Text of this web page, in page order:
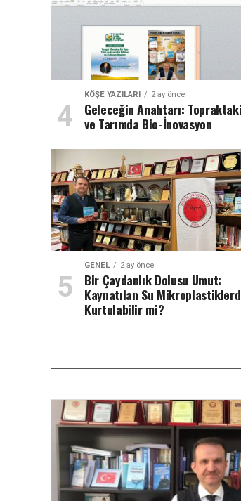
KÖŞE YAZILARI 2 ay önce
Geleceğin Anahtarı:
ve Tarımda Bio-İnovasyon
GENEL 2 ay önce
Bir Çaydanlık Dolusu Umut:
Kaynatılan Su
Kurtulabilir mi?